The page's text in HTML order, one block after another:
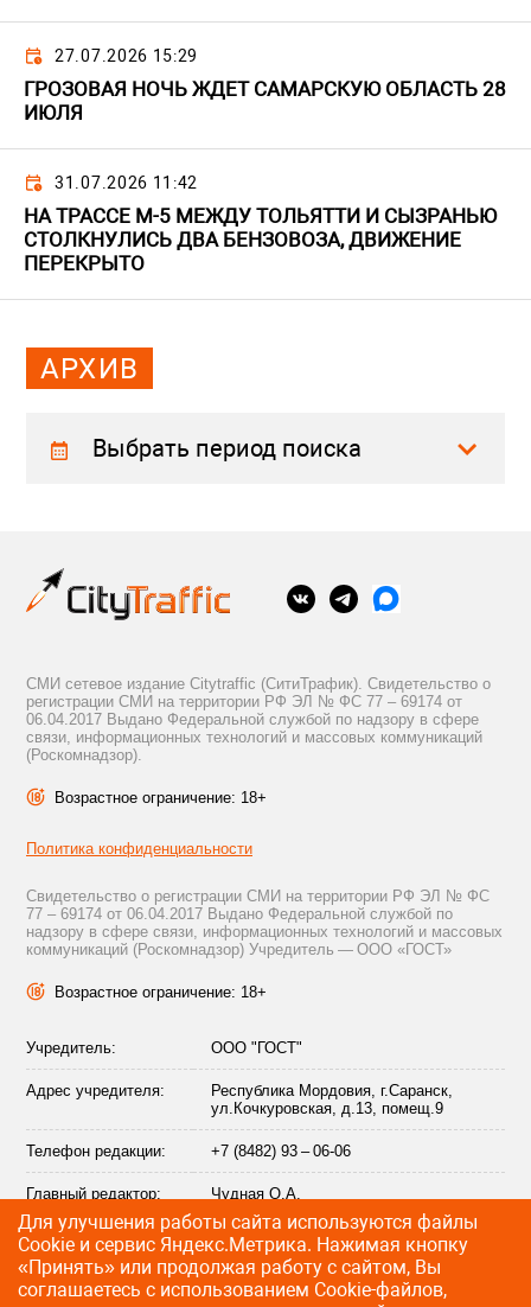
27.07.2026 15:29
ГРОЗОВАЯ НОЧЬ ЖДЕТ САМАРСКУЮ ОБЛАСТЬ 28
ИЮЛЯ
31.07.2026 11:42
НА ТРАССЕ М-5 МЕЖДУ ТОЛЬЯТТИ И СЫЗРАНЬЮ
СТОЛКНУЛИСЬ ДВА БЕНЗОВОЗА, ДВИЖЕНИЕ
ПЕРЕКРЫТО
АРХИВ
Выбрать период поиска
СМИ сетевое издание Citytraffic (СитиТрафик). Свидетельство о
регистрации СМИ на территории РФ ЭЛ № ФС 77 – 69174 от
06.04.2017 Выдано Федеральной службой по надзору в сфере
связи, информационных технологий и массовых коммуникаций
(Роскомнадзор).
Возрастное ограничение: 18+
Политика конфиденциальности
Свидетельство о регистрации СМИ на территории РФ ЭЛ № ФС
77 – 69174 от 06.04.2017 Выдано Федеральной службой по
надзору в сфере связи, информационных технологий и массовых
коммуникаций (Роскомнадзор) Учредитель — ООО «ГОСТ»
Возрастное ограничение: 18+
Учредитель: ООО "ГОСТ"
Адрес учредителя:
Республика Мордовия, г.Саранск,
ул.Кочкуровская, д.13, помещ.9
Телефон редакции: +7 (8482) 93 – 06-06
Главный редактор: Чудная О.А.
Адрес электронной
почты редакции:
info@citytraffic.ru
Для улучшения работы сайта используются файлы
Сookie и сервис Яндекс.Метрика. Нажимая кнопку
«Принять» или продолжая работу с сайтом, Вы
соглашаетесь с использованием Cookie-файлов,